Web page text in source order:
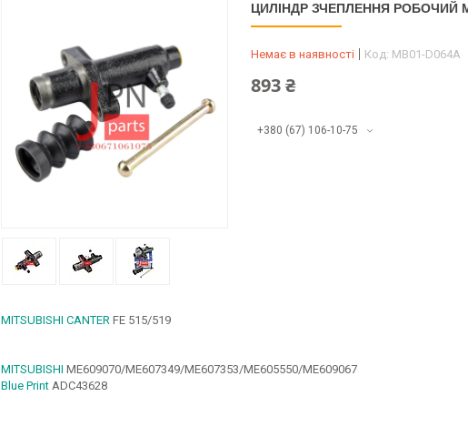
ЦИЛІНДР ЗЧЕПЛЕННЯ РОБОЧИЙ
Немає в наявності Код: MB01-D064A
893 ₴
+380 (67) 106-10-75
MITSUBISHI CANTER FE 515/519
MITSUBISHI ME609070/ME607349/ME607353/ME605550/ME609067
Blue Print ADC43628